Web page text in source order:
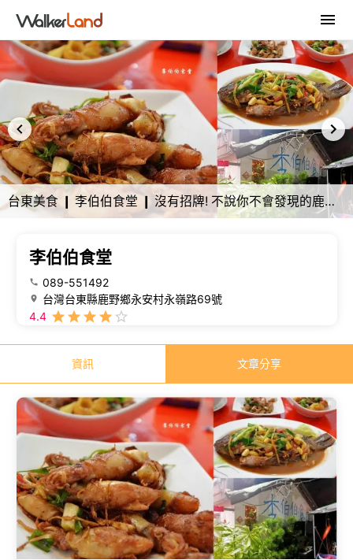
台東美食 ❙ 李伯伯食堂 ❙ 沒有招牌! 不說你不會發現的鹿野在地私房料理!
李伯伯食堂
089-551492
台灣台東縣鹿野鄉永安村永嶺路69號
4.4
資訊 文章分享